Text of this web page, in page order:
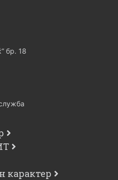
бр. 18
карактер